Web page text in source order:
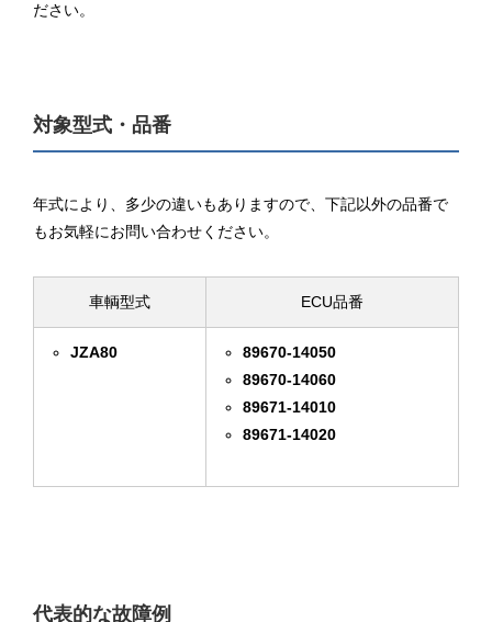
ださい。
対象型式・品番
年式により、多少の違いもありますので、下記以外の品番で
もお気軽にお問い合わせください。
車輌型式 ECU品番
JZA80
89670-14050
89670-14060
89671-14010
89671-14020
代表的な故障例